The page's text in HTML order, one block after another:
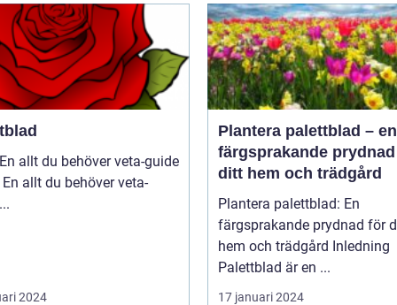
allt du behöver veta-guide
allt du behöver veta-
guide ...
2024
Plantera palettblad – en
färgsprakande
ditt hem och trädgård
Plantera palettblad: En
färgsprakande prydnad för
hem och trädgård Inledning
Palettblad är en ...
17 januari 2024